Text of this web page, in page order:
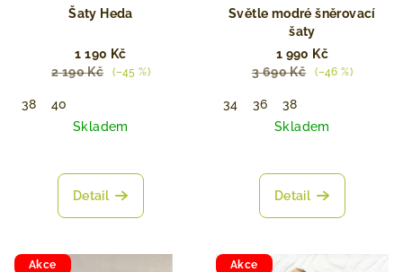
Šaty Heda
1 190 Kč
2 190 Kč
(–45 %)
38
40
Skladem
Detail
Světle modré šněrovací
šaty
1 990 Kč
3 690 Kč
(–46 %)
34 36
38
Skladem
Detail
Akce Akce